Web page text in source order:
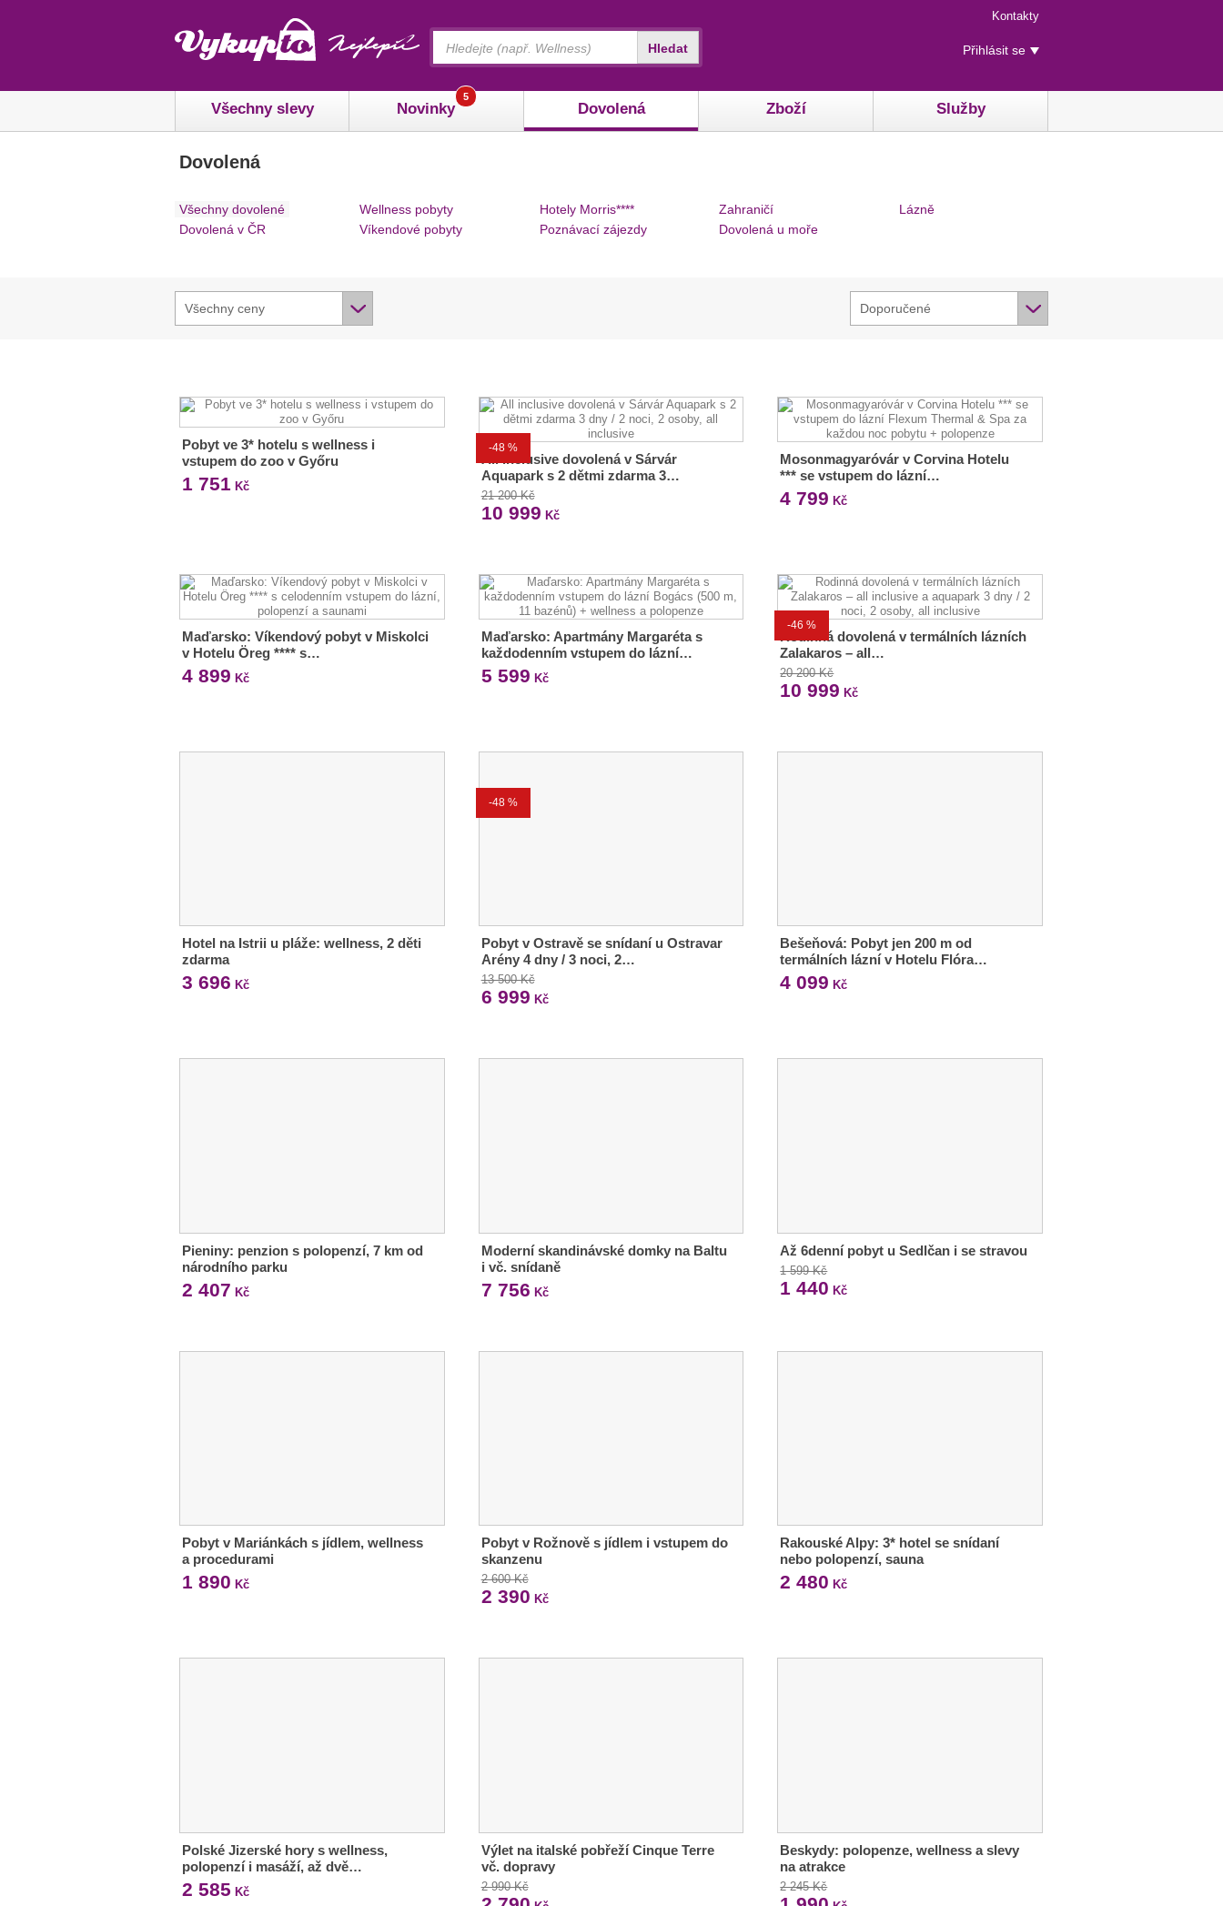
Menu
rychlého
přístupu
Kontakty
Uživatelské
menu
Přihlásit se
Všechny slevy Novinky
5
Dovolená Zboží Služby
Hledat
Dovolená
Všechny dovolené
Dovolená v ČR
Wellness pobyty
Víkendové pobyty
Hotely Morris****
Poznávací zájezdy
Zahraničí
Dovolená u moře
Lázně
Všechny ceny Doporučené
Pobyt ve 3* hotelu s wellness i
vstupem do zoo v Győru
1 751 Kč
-48 %
All inclusive dovolená v Sárvár
Aquapark s 2 dětmi zdarma 3…
21 200 Kč
10 999 Kč
Mosonmagyaróvár v Corvina Hotelu
*** se vstupem do lázní…
4 799 Kč
Maďarsko: Víkendový pobyt v Miskolci
v Hotelu Öreg **** s…
4 899 Kč
Maďarsko: Apartmány Margaréta s
každodenním vstupem do lázní…
5 599 Kč
-46 %
Rodinná dovolená v termálních lázních
Zalakaros – all…
20 200 Kč
10 999 Kč
Hotel na Istrii u pláže: wellness, 2 děti
zdarma
3 696 Kč
-48 %
Pobyt v Ostravě se snídaní u Ostravar
Arény 4 dny / 3 noci, 2…
13 500 Kč
6 999 Kč
Bešeňová: Pobyt jen 200 m od
termálních lázní v Hotelu Flóra…
4 099 Kč
Pieniny: penzion s polopenzí, 7 km od
národního parku
2 407 Kč
Moderní skandinávské domky na Baltu
i vč. snídaně
7 756 Kč
Až 6denní pobyt u Sedlčan i se stravou
1 599 Kč
1 440 Kč
Pobyt v Mariánkách s jídlem, wellness
a procedurami
1 890 Kč
Pobyt v Rožnově s jídlem i vstupem do
skanzenu
2 600 Kč
2 390 Kč
Rakouské Alpy: 3* hotel se snídaní
nebo polopenzí, sauna
2 480 Kč
Polské Jizerské hory s wellness,
polopenzí i masáží, až dvě…
2 585 Kč
Výlet na italské pobřeží Cinque Terre
vč. dopravy
2 990 Kč
Beskydy: polopenze, wellness a slevy
na atrakce
2 245 Kč